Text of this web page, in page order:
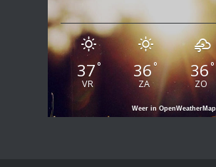
37°
VR
36°
ZA
36°
ZO
Weer in OpenWeatherMap